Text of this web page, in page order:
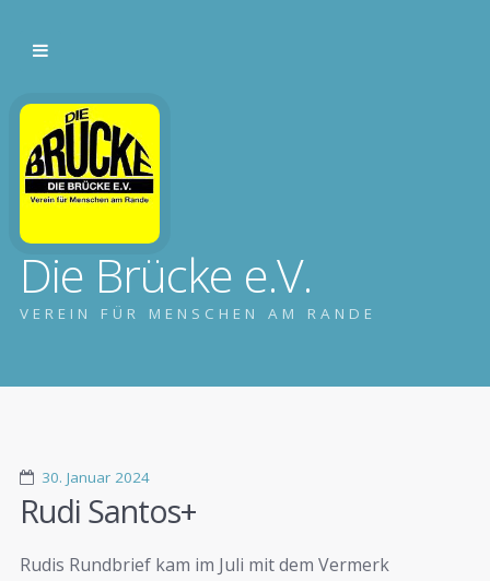
Die Brücke e.V.
VEREIN FÜR MENSCHEN AM RANDE
30. Januar 2024
Rudi Santos+
Rudis Rundbrief kam im Juli mit dem Vermerk